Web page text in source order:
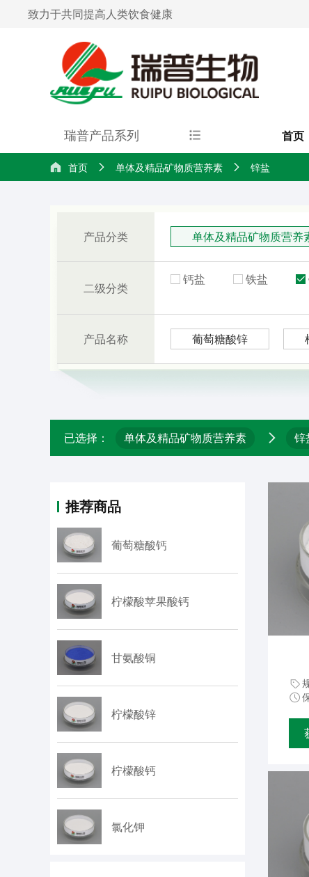
致力于共同提高人类饮食健康
瑞普产品系列 首页
首页 单体及精品矿物质营养素 锌盐
产品分类 单体及精品矿物质营养
二级分类
钙盐 铁盐
产品名称 葡萄糖酸锌
已选择： 单体及精品矿物质营养素 锌
推荐商品
葡萄糖酸钙
柠檬酸苹果酸钙
甘氨酸铜
柠檬酸锌
柠檬酸钙
氯化钾